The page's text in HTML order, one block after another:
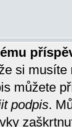
si
můžete
podpis.